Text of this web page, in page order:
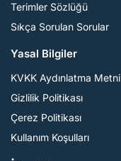
Terimler Sözlüğü
Sıkça Sorulan Sorular
Yasal Bilgiler
KVKK Aydınlatma Metni
Gizlilik Politikası
Çerez Politikası
Kullanım Koşulları